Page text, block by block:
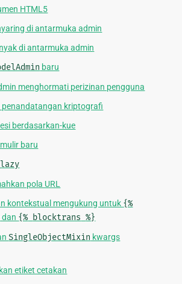
HTML5
di antarmuka admin
di antarmuka admin
baru
menghormati perizinan pengguna
penandatangan kriptografi
berdasarkan-kue
baru
pola URL
kontekstual mengukung untuk {%
dan {% blocktrans %}
SingleObjectMixin kwargs
etiket cetakan